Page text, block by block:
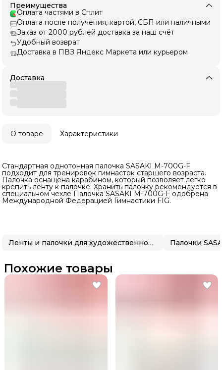
Преимущества
Оплата частями в Сплит
Оплата после получения, картой, СБП или наличными
Заказ от 2000 рублей доставка за наш счёт
Удобный возврат
Доставка в ПВЗ Яндекс Маркета или курьером
Доставка
О товаре Характеристики
Стандартная однотонная палочка SASAKI M-700G-F
подходит для тренировок гимнасток старшего возраста.
Палочка оснащена карабином, который позволяет легко
крепить ленту к палочке. Хранить палочку рекомендуется в
специальном чехле Палочка SASAKI M-700G-F одобрена
Международной Федерацией Гимнастики FIG.
Ленты и палочки для художественной гимнастики Палочки
Похожие товары